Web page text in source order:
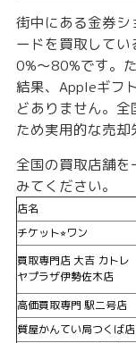
街中にある金券
ードを買取してい
0%〜80%です。
結果、Appleギフ
どありません。
ため実用的な売却
全国の買取店舗
みてください。
店名
チケット⭐︎ワン
買取専門店 大吉 カトレ
ヤプラザ伊勢佐木店
高価買取専門 駅二号店
質屋かんてい局つくば店